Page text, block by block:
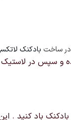
در ساخت بادکنک
و سپس در
بادکنک باد